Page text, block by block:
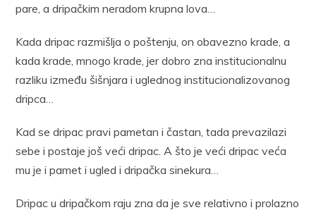
pare, a dripačkim neradom krupna lova…
Kada dripac razmišlja o poštenju, on obavezno krade, a
kada krade, mnogo krade, jer dobro zna institucionalnu
razliku između šišnjara i uglednog institucionalizovanog
dripca…
Kad se dripac pravi pametan i častan, tada prevazilazi
sebe i postaje još veći dripac. A što je veći dripac veća
mu je i pamet i ugled i dripačka sinekura…
Dripac u dripačkom raju zna da je sve relativno i prolazno